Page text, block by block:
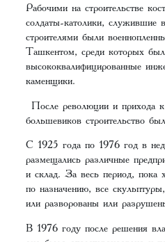
Рабочими на строительстве
солдаты-католики, служившие
строителями были
Ташкентом, среди которых
высококвалифицированные
каменщики.
После революции и прихода
большевиков строительство
С 1925 года по 1976 год в
размещались различные
и склад. За весь период, пока
по назначению, все
или разворованы или
В 1976 году после решения